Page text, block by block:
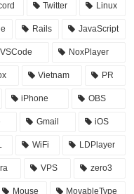
Twitter Linux
Rails JavaScript
VSCode NoxPlayer
Vietnam PR
iPhone OBS
Gmail iOS
WiFi LDPlayer
VPS zero3
Mouse MovableType